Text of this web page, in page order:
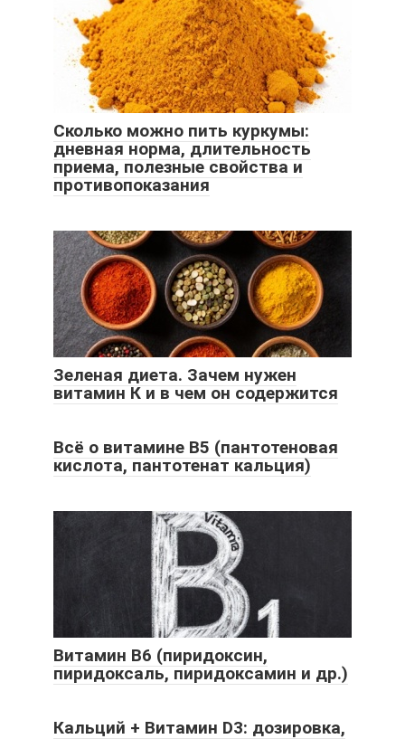
Сколько можно пить куркумы:
дневная норма, длительность
приема, полезные свойства и
противопоказания
Зеленая диета. Зачем нужен
витамин К и в чем он содержится
Всё о витамине B5 (пантотеновая
кислота, пантотенат кальция)
Витамин В6 (пиридоксин,
пиридоксаль, пиридоксамин и др.)
Кальций + Витамин D3: дозировка,